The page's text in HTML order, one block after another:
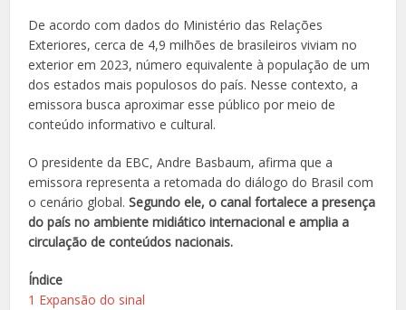
De acordo com dados do Ministério das Relações
Exteriores, cerca de 4,9 milhões de brasileiros viviam no
exterior em 2023, número equivalente à população de um
dos estados mais populosos do país. Nesse contexto, a
emissora busca aproximar esse público por meio de
conteúdo informativo e cultural.
O presidente da EBC, Andre Basbaum, afirma que a
emissora representa a retomada do diálogo do Brasil com
o cenário global.Segundo ele, o canal fortalece a presença
do país no ambiente midiático internacional e amplia a
circulação de conteúdos nacionais.
Índice
1 Expansão do sinal